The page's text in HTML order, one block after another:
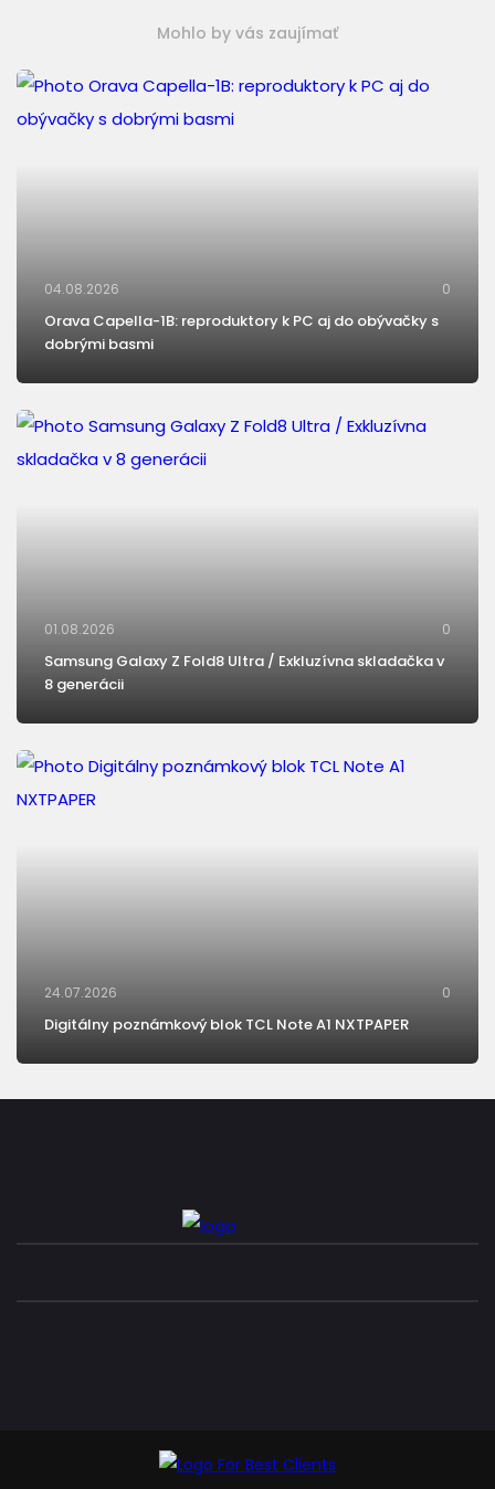
Mohlo by vás zaujímať
04.08.2026 0
Orava Capella-1B: reproduktory k PC aj do obývačky s
dobrými basmi
01.08.2026 0
Samsung Galaxy Z Fold8 Ultra / Exkluzívna skladačka v
8 generácii
24.07.2026 0
Digitálny poznámkový blok TCL Note A1 NXTPAPER